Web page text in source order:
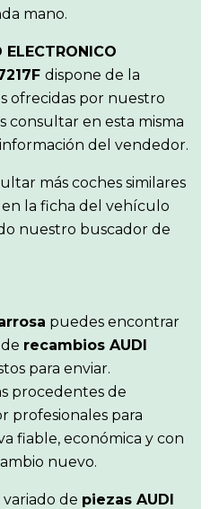
mano.
ELECTRONICO
dispone de la
ofrecidas por nuestro
consultar en esta misma
del vendedor.
más coches similares
en la ficha del vehículo
nuestro buscador de
puedes encontrar
recambios AUDI
para enviar.
procedentes de
profesionales para
fiable, económica y con
nuevo.
de piezas AUDI